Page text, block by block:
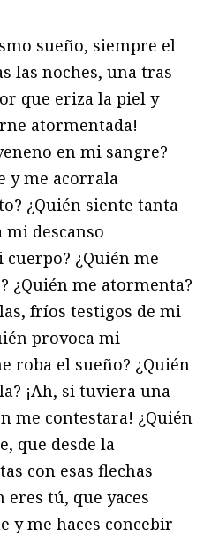
sueño, siempre el
las noches, una tras
que eriza la piel y
atormentada!
en mi sangre?
y me acorrala
¿Quién siente tanta
descanso
¿Quién me
¿Quién me atormenta?
fríos testigos de mi
provoca mi
roba el sueño? ¿Quién
¡Ah, si tuviera una
me contestara! ¿Quién
que desde la
con esas flechas
tú, que yaces
y me haces concebir